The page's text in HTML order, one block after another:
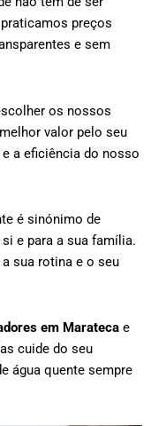
preços
e sem
os nossos
valor pelo seu
a eficiência do nosso
é sinónimo de
e para a sua família.
sua rotina e o seu
em Marateca e
cuide do seu
água quente sempre